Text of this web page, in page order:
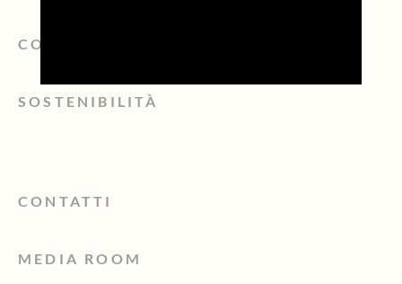
CONSORZIO
SOSTENIBILITÀ
CONTATTI
MEDIA ROOM